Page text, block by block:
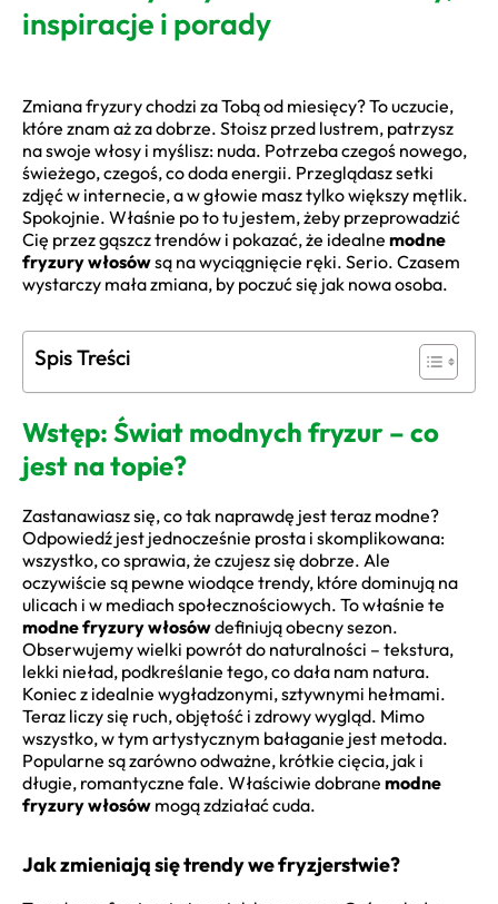
inspiracje i porady
Zmiana fryzury chodzi za Tobą od miesięcy? To uczucie,
które znam aż za dobrze. Stoisz przed lustrem, patrzysz
na swoje włosy i myślisz: nuda. Potrzeba czegoś nowego,
świeżego, czegoś, co doda energii. Przeglądasz setki
zdjęć w internecie, a w głowie masz tylko większy mętlik.
Spokojnie. Właśnie po to tu jestem, żeby przeprowadzić
Cię przez gąszcz trendów i pokazać, że idealne modne
fryzury włosówsą na wyciągnięcie ręki. Serio. Czasem
wystarczy mała zmiana, by poczuć się jak nowa osoba.
Spis Treści
Wstęp: Świat modnych fryzur – co
jest na topie?
Zastanawiasz się, co tak naprawdę jest teraz modne?
Odpowiedź jest jednocześnie prosta i skomplikowana:
wszystko, co sprawia, że czujesz się dobrze. Ale
oczywiście są pewne wiodące trendy, które dominują na
ulicach i w mediach społecznościowych. To właśnie te
modne fryzury włosówdefiniują obecny sezon.
Obserwujemy wielki powrót do naturalności – tekstura,
lekki nieład, podkreślanie tego, co dała nam natura.
Koniec z idealnie wygładzonymi, sztywnymi hełmami.
Teraz liczy się ruch, objętość i zdrowy wygląd. Mimo
wszystko, w tym artystycznym bałaganie jest metoda.
Popularne są zarówno odważne, krótkie cięcia, jak i
długie, romantyczne fale. Właściwie dobrane modne
fryzury włosów mogą zdziałać cuda.
Jak zmieniają się trendy we fryzjerstwie?